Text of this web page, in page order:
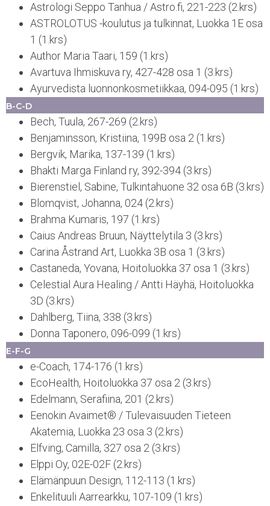
Astrologi Seppo Tanhua / Astro.fi, 221-223 (2.krs)
ASTROLOTUS -koulutus ja tulkinnat, Luokka 1E osa
1 (1.krs)
Author Maria Taari, 159 (1.krs)
Avartuva Ihmiskuva ry, 427-428 osa 1 (3.krs)
Ayurvedista luonnonkosmetiikkaa, 094-095 (1.krs)
B-C-D
Bech, Tuula, 267-269 (2.krs)
Benjaminsson, Kristiina, 199B osa 2 (1.krs)
Bergvik, Marika, 137-139 (1.krs)
Bhakti Marga Finland ry, 392-394 (3.krs)
Bierenstiel, Sabine, Tulkintahuone 32 osa 6B (3.krs)
Blomqvist, Johanna, 024 (2.krs)
Brahma Kumaris, 197 (1.krs)
Caius Andreas Bruun, Näyttelytila 3 (3.krs)
Carina Åstrand Art, Luokka 3B osa 1 (3.krs)
Castaneda, Yovana, Hoitoluokka 37 osa 1 (3.krs)
Celestial Aura Healing / Antti Häyhä, Hoitoluokka
3D (3.krs)
Dahlberg, Tiina, 338 (3.krs)
Donna Taponero, 096-099 (1.krs)
E-F-G
e-Coach, 174-176 (1.krs)
EcoHealth, Hoitoluokka 37 osa 2 (3.krs)
Edelmann, Serafiina, 201 (2.krs)
Eenokin Avaimet® / Tulevaisuuden Tieteen
Akatemia, Luokka 23 osa 3 (2.krs)
Elfving, Camilla, 327 osa 2 (3.krs)
Elppi Oy, 02E-02F (2.krs)
Elämänpuun Design, 112-113 (1.krs)
Enkelituuli Aarrearkku, 107-109 (1.krs)